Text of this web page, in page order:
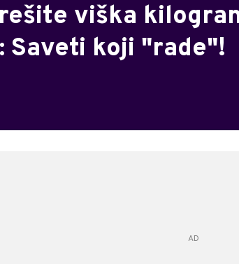
viška
Saveti koji "rade"!